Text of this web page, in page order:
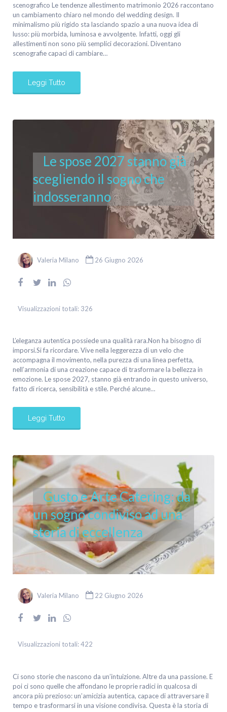
scenografico Le tendenze allestimento matrimonio 2026 raccontano
un cambiamento chiaro nel mondo del wedding design. Il
minimalismo più rigido sta lasciando spazio a una nuova idea di
lusso: più morbida, luminosa e avvolgente. Infatti, oggi gli
allestimenti non sono più semplici decorazioni. Diventano
scenografie capaci di cambiare…
Leggi Tutto
Le spose 2027 stanno già
scegliendo il sogno che
indosseranno
Valeria Milano 26 Giugno 2026
Visualizzazioni totali: 326
L’eleganza autentica possiede una qualità rara.Non ha bisogno di
imporsi.Si fa ricordare. Vive nella leggerezza di un velo che
accompagna il movimento, nella purezza di una linea perfetta,
nell’armonia di una creazione capace di trasformare la bellezza in
emozione. Le spose 2027, stanno già entrando in questo universo,
fatto di ricerca, sensibilità e stile. Perché alcune…
Leggi Tutto
Gusto e Arte Catering: da
un sogno condiviso ad una
storia di eccellenza
Valeria Milano 22 Giugno 2026
Visualizzazioni totali:422
Ci sono storie che nascono da un’intuizione. Altre da una passione. E
poi ci sono quelle che affondano le proprie radici in qualcosa di
ancora più prezioso: un’amicizia autentica, capace di attraversare il
tempo e trasformarsi in una visione condivisa. Questa è la storia di